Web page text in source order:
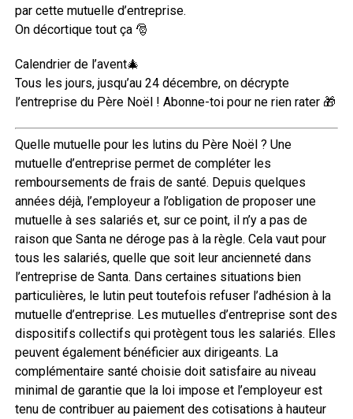
par cette mutuelle d’entreprise.
On décortique tout ça 🎅
Calendrier de l’avent🎄
Tous les jours, jusqu’au 24 décembre, on décrypte
l’entreprise du Père Noël ! Abonne-toi pour ne rien rater 🎁
Quelle mutuelle pour les lutins du Père Noël ? Une
mutuelle d’entreprise permet de compléter les
remboursements de frais de santé. Depuis quelques
années déjà, l’employeur a l’obligation de proposer une
mutuelle à ses salariés et, sur ce point, il n’y a pas de
raison que Santa ne déroge pas à la règle. Cela vaut pour
tous les salariés, quelle que soit leur ancienneté dans
l’entreprise de Santa. Dans certaines situations bien
particulières, le lutin peut toutefois refuser l’adhésion à la
mutuelle d’entreprise. Les mutuelles d’entreprise sont des
dispositifs collectifs qui protègent tous les salariés. Elles
peuvent également bénéficier aux dirigeants. La
complémentaire santé choisie doit satisfaire au niveau
minimal de garantie que la loi impose et l’employeur est
tenu de contribuer au paiement des cotisations à hauteur